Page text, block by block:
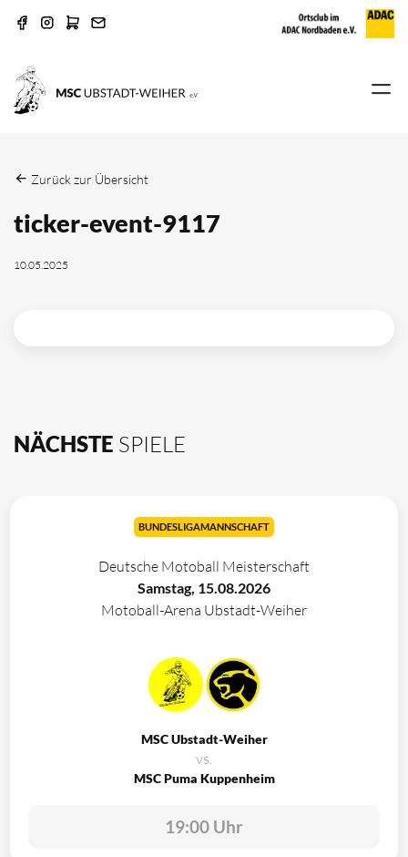
Zurück zur Übersicht
ticker-event-9117
10.05.2025
NÄCHSTE SPIELE
BUNDESLIGAMANNSCHAFT
Deutsche Motoball Meisterschaft
Samstag, 15.08.2026
Motoball-Arena Ubstadt-Weiher
MSC Ubstadt-Weiher
vs.
MSC Puma Kuppenheim
19:00 Uhr